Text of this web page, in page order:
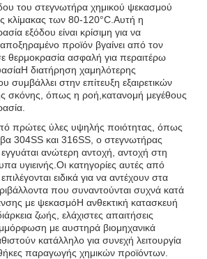
του στεγνωτήρα χημικού ψεκασμού
κλίμακας των 80-120°C.Αυτή η
εξόδου είναι κρίσιμη για να
αποξηραμένο προϊόν βγαίνει από τον
θερμοκρασία ασφαλή για περαιτέρω
διατήρηση χαμηλότερης
συμβάλλει στην επίτευξη εξαιρετικών
σκόνης, όπως η ροή,κατανομή μεγέθους
πρώτες ύλες υψηλής ποιότητας, όπως
304SS και 316SS, ο στεγνωτήρας
ανώτερη αντοχή, αντοχή στη
υγιεινής.Οι κατηγορίες αυτές από
ειδικά για να αντέχουν στα
που συναντούνται συχνά κατά
με ψεκασμόΗ ανθεκτική κατασκευή
ζωής, ελάχιστες απαιτήσεις
με αυστηρά βιομηχανικά
κατάλληλο για συνεχή λειτουργία
παραγωγής χημικών προϊόντων.